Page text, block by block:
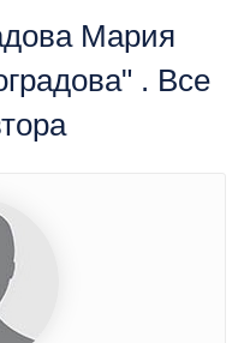
Мария
. Все